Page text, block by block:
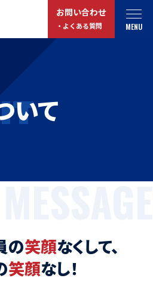
MENU
お問い合わせ
・よくある質問
最新情報
お役立ちコラム
いて
MESSAGE
の笑顔なくして、
笑顔なし！